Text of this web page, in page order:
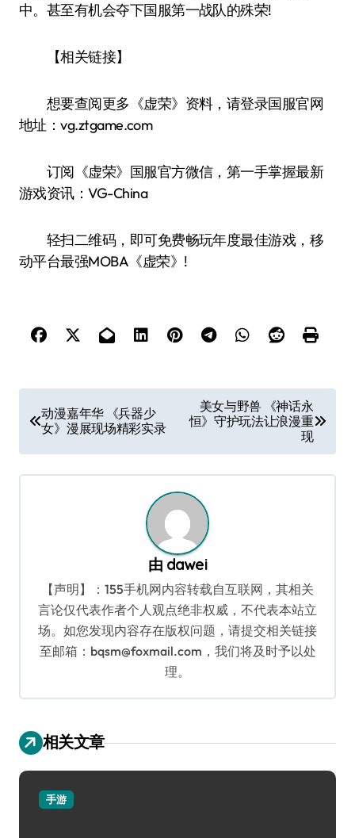
中。甚至有机会夺下国服第一战队的殊荣!
【相关链接】
想要查阅更多《虚荣》资料，请登录国服官网
地址：vg.ztgame.com
订阅《虚荣》国服官方微信，第一手掌握最新
游戏资讯：VG-China
轻扫二维码，即可免费畅玩年度最佳游戏，移
动平台最强MOBA《虚荣》!
章
导
航
动漫嘉年华 《兵器少
女》漫展现场精彩实录
美女与野兽 《神话永
恒》守护玩法让浪漫重
现
由 dawei
【声明】：155手机网内容转载自互联网，其相关
言论仅代表作者个人观点绝非权威，不代表本站立
场。如您发现内容存在版权问题，请提交相关链接
至邮箱：bqsm@foxmail.com，我们将及时予以处
理。
相关文章
手游